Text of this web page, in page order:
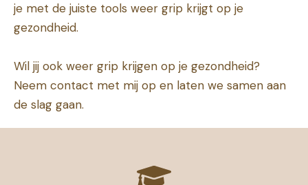
je met de juiste tools weer grip krijgt op je
gezondheid.
Wil jij ook weer grip krijgen op je gezondheid?
Neem contact met mij op en laten we samen aan
de slag gaan.